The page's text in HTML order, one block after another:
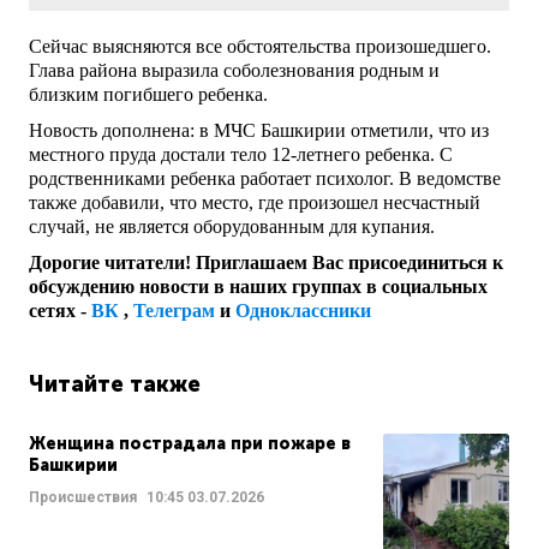
Сейчас выясняются все обстоятельства произошедшего.
Глава района выразила соболезнования родным и
близким погибшего ребенка.
Новость дополнена: в МЧС Башкирии отметили, что из
местного пруда достали тело 12-летнего ребенка. С
родственниками ребенка работает психолог. В ведомстве
также добавили, что место, где произошел несчастный
случай, не является оборудованным для купания.
Дорогие читатели! Приглашаем Вас присоединиться к
обсуждению новости в наших группах в социальных
сетях - ВК , Телеграм и Одноклассники
Читайте также
Женщина пострадала при пожаре в
Башкирии
Происшествия 10:45 03.07.2026